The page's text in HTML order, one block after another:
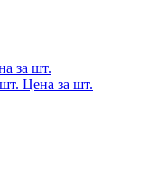
за шт.